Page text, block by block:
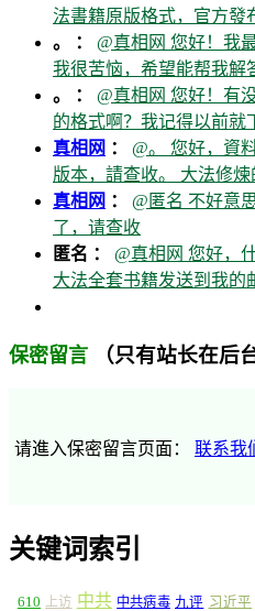
法書籍原版格式，官方發
。 ： @真相网 您好！我
我很苦恼，希望能帮我解
。 ： @真相网 您好！有
的格式啊？我记得以前就
真相网 ： @。 您好，資
版本，請查收。 大法修
真相网 ： @匿名 不好意
了，请查收
匿名 ： @真相网 您好，
大法全套书籍发送到我的
保密留言 （只有站长在后
请進入保密留言页面： 联系我
关键词索引
610 上访 中共 中共病毒 九评 习近平